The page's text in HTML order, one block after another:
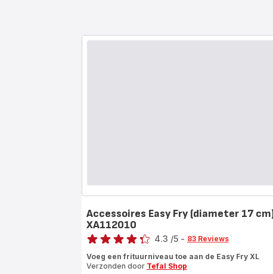
Accessoires Easy Fry (diameter 17
XA112010
Score
4.3 /5 - 83 Reviews
Voeg een frituurniveau toe aan de Easy Fry XL
Verzonden door Tefal Shop